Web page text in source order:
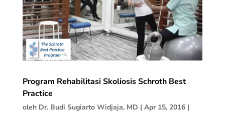
Program Rehabilitasi Skoliosis Schroth Best
Practice
oleh Dr. Budi Sugiarto Widjaja, MD | Apr 15, 2016|